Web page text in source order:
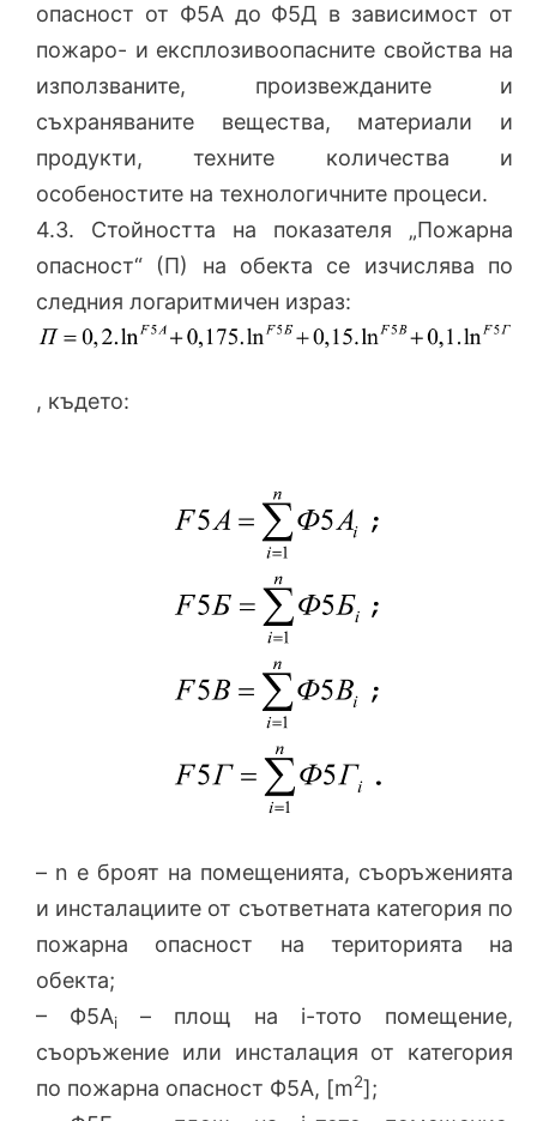
опасност от Ф5А до Ф5Д в зависимост от
пожаро- и експлозивоопасните свойства на
използваните, произвежданите и
съхраняваните вещества, материали и
продукти, техните количества и
особеностите на технологичните процеси.
4.3. Стойността на показателя „Пожарна
опасност“ (П) на обекта се изчислява по
следния логаритмичен израз:
, където:
– n е броят на помещенията, съоръженията
и инсталациите от съответната категория по
пожарна опасност на територията на
обекта;
– Ф5Аi
– площ на i-тото помещение,
съоръжение или инсталация от категория
по пожарна опасност Ф5А, [m2];